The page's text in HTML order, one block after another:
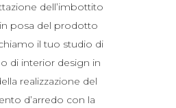
dell’imbottito
posa del prodotto
il tuo studio di
di interior design in
realizzazione del
d’arredo con la